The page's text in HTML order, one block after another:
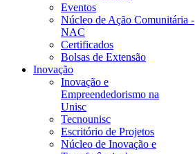
Eventos
Núcleo de Ação Comunitária -
NAC
Certificados
Bolsas de Extensão
Inovação
Inovação e
Empreendedorismo na
Unisc
Tecnounisc
Escritório de Projetos
Núcleo de Inovação e